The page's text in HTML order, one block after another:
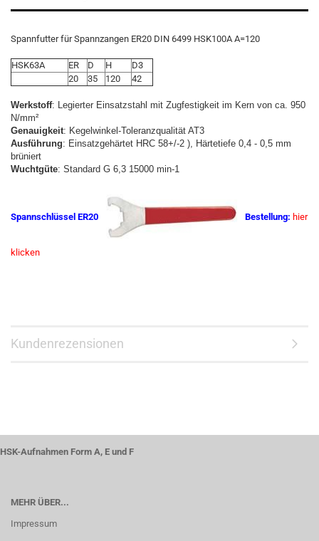
Spannfutter für Spannzangen ER20 DIN 6499 HSK100A A=120
HSK63A ER D H
D3
20
35 120 42
Werkstoff: Legierter Einsatzstahl mit Zugfestigkeit im Kern von ca. 950
N/mm²
Genauigkeit: Kegelwinkel-Toleranzqualität AT3
Ausführung: Einsatzgehärtet HRC 58+/-2 ), Härtetiefe 0,4 - 0,5 mm
brüniert
Wuchtgüte: Standard G 6,3 15000 min-1
Spannschlüssel ER20 Bestellung: hier
klicken
Kundenrezensionen
HSK-Aufnahmen Form A, E und F
MEHR ÜBER...
Impressum